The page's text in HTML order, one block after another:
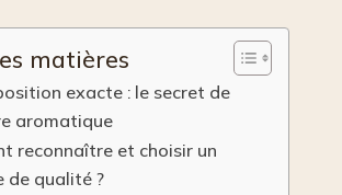
matières
exacte : le secret de
aromatique
reconnaître et choisir un
de qualité ?